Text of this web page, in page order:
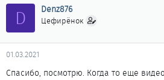
D Denz876
Цефирёнок
01.03.2021
Спасибо, посмотрю. Когда то еще